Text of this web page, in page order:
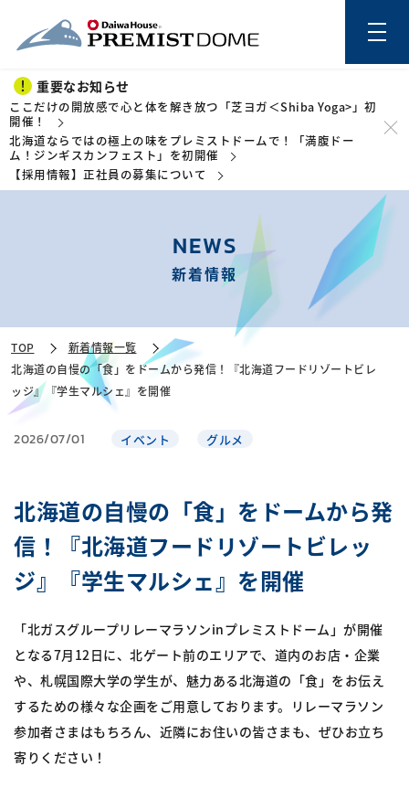
このページの本文を読む
重要なお知らせ
ここだけの開放感で心と体を解き放つ「芝ヨガ＜Shiba Yoga>」初
開催！
北海道ならではの極上の味をプレミストドームで！「満腹ドー
ム！ジンギスカンフェスト」を初開催
【採用情報】正社員の募集について
NEWS
新着情報
TOP
新着情報一覧
北海道の自慢の「食」をドームから発信！『北海道フードリゾートビレ
ッジ』『学生マルシェ』を開催
2026/07/01 イベント グルメ
北海道の自慢の「食」をドームから発
信！『北海道フードリゾートビレッ
ジ』『学生マルシェ』を開催
「北ガスグループリレーマラソンinプレミストドーム」が開催
となる7月12日に、北ゲート前のエリアで、道内のお店・企業
や、札幌国際大学の学生が、魅力ある北海道の「食」をお伝え
するための様々な企画をご用意しております。リレーマラソン
参加者さまはもちろん、近隣にお住いの皆さまも、ぜひお立ち
寄りください！